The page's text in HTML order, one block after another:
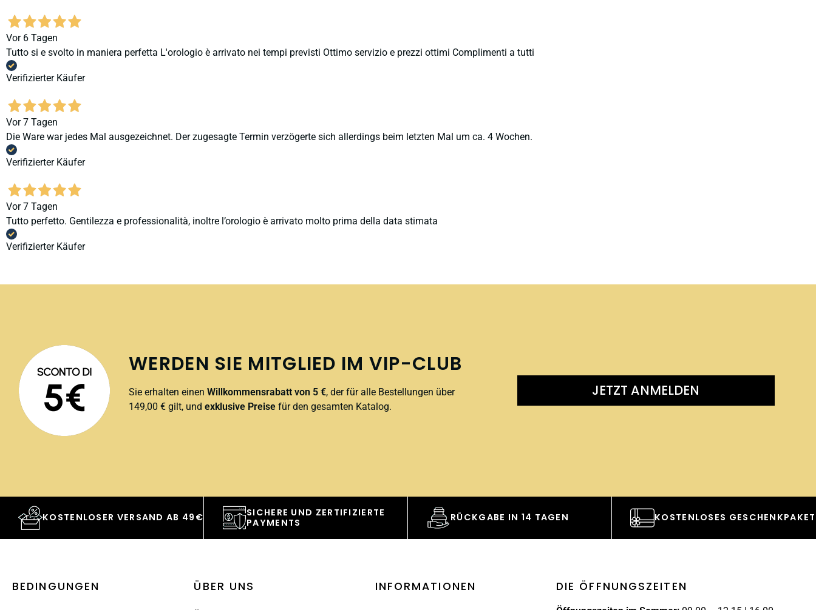
Vor 6 Tagen
Tutto si e svolto in maniera perfetta L'orologio è arrivato nei tempi previsti Ottimo servizio e prezzi ottimi Complimenti a tutti
Verifizierter Käufer
Vor 7 Tagen
Die Ware war jedes Mal ausgezeichnet. Der zugesagte Termin verzögerte sich allerdings beim letzten Mal um ca. 4 Wochen.
Verifizierter Käufer
Vor 7 Tagen
Tutto perfetto. Gentilezza e professionalità, inoltre l’orologio è arrivato molto prima della data stimata
Verifizierter Käufer
WERDEN SIE MITGLIED IM VIP-CLUB
Sie erhalten einen Willkommensrabatt von 5 €, der für alle Bestellungen über
149,00 € gilt, und exklusive Preise für den gesamten Katalog.
JETZT ANMELDEN
KOSTENLOSER VERSAND AB 49€
SICHERE UND ZERTIFIZIERTE
PAYMENTS
RÜCKGABE IN 14 TAGEN KOSTENLOSES GESCHENKPAKET
BEDINGUNGEN ÜBER UNS INFORMATIONEN DIE ÖFFNUNGSZEITEN